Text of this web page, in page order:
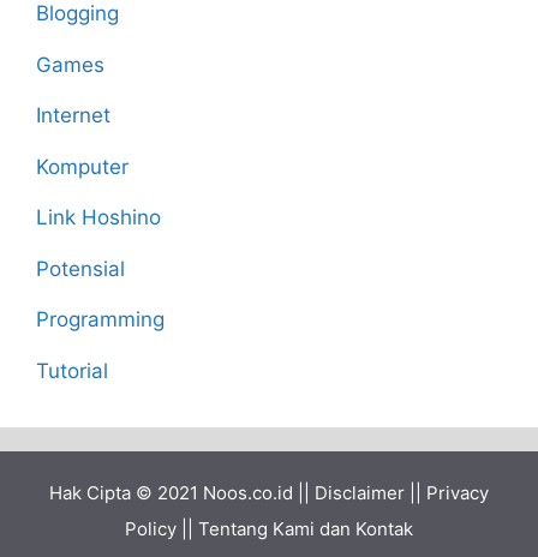
Blogging
Games
Internet
Komputer
Link Hoshino
Potensial
Programming
Tutorial
Hak Cipta © 2021 Noos.co.id Disclaimer
Privacy
Policy
Tentang Kami dan Kontak